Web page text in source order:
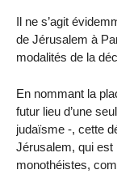
Il ne s’agit
de Jérusalem à
modalités de la
En nommant la
futur lieu d’une
judaïsme -, cette
Jérusalem, qui est
monothéistes,